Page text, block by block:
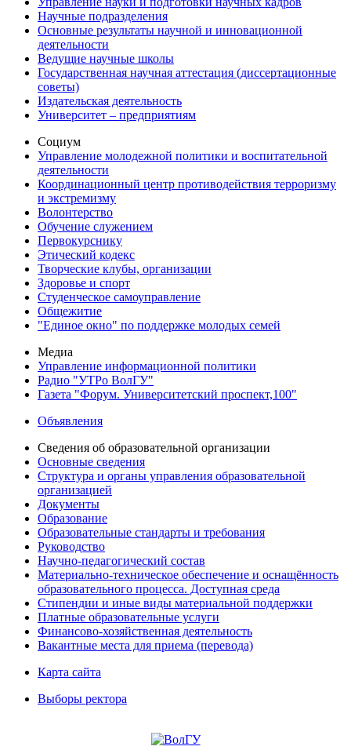
Научные подразделения
Основные результаты научной и инновационной
деятельности
Ведущие научные школы
Государственная научная аттестация (диссертационные
советы)
Издательская деятельность
Университет – предприятиям
Социум
Управление молодежной политики и воспитательной
деятельности
Координационный центр противодействия терроризму
и экстремизму
Волонтерство
Обучение служением
Первокурснику
Этический кодекс
Творческие клубы, организации
Здоровье и спорт
Студенческое самоуправление
Общежитие
"Единое окно" по поддержке молодых семей
Медиа
Управление информационной политики
Радио "УТРо ВолГУ"
Газета "Форум. Университетский проспект,100"
Объявления
Сведения об образовательной организации
Основные сведения
Структура и органы управления образовательной
организацией
Документы
Образование
Образовательные стандарты и требования
Руководство
Научно-педагогический состав
Материально-техническое обеспечение и оснащённость
образовательного процесса. Доступная среда
Стипендии и иные виды материальной поддержки
Платные образовательные услуги
Финансово-хозяйственная деятельность
Вакантные места для приема (перевода)
Карта сайта
Выборы ректора